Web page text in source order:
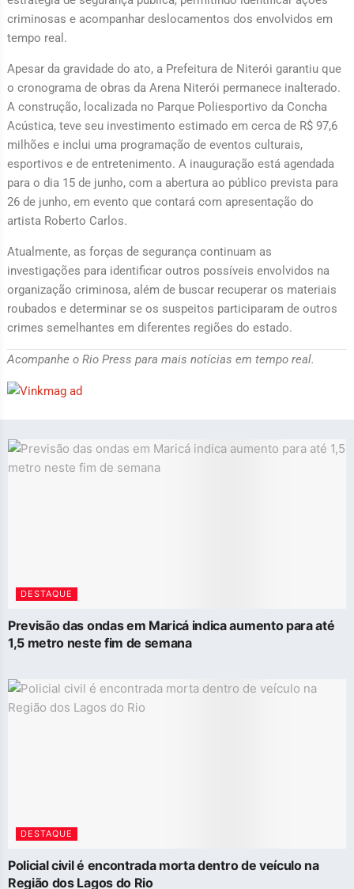
criminosas e acompanhar deslocamentos dos envolvidos em
tempo real.
Apesar da gravidade do ato, a Prefeitura de Niterói garantiu que
o cronograma de obras da Arena Niterói permanece inalterado.
A construção, localizada no Parque Poliesportivo da Concha
Acústica, teve seu investimento estimado em cerca de R$ 97,6
milhões e inclui uma programação de eventos culturais,
esportivos e de entretenimento. A inauguração está agendada
para o dia 15 de junho, com a abertura ao público prevista para
26 de junho, em evento que contará com apresentação do
artista Roberto Carlos.
Atualmente, as forças de segurança continuam as
investigações para identificar outros possíveis envolvidos na
organização criminosa, além de buscar recuperar os materiais
roubados e determinar se os suspeitos participaram de outros
crimes semelhantes em diferentes regiões do estado.
Acompanhe o Rio Press para mais notícias em tempo real.
DESTAQUE
Previsão das ondas em Maricá indica aumento para até
1,5 metro neste fim de semana
DESTAQUE
Policial civil é encontrada morta dentro de veículo na
Região dos Lagos do Rio